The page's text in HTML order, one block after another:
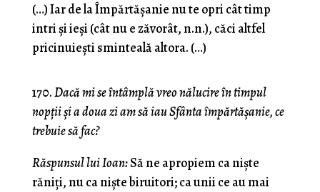
(…) Iar de la Împărtăşanie nu te opri cât timp
intri şi ieşi (cât nu e zăvorât, n.n.), căci altfel
pricinuieşti sminteală altora. (…)
170.Dacă mi se întâmplă vreo nălucire în timpul
nopţii şi a doua zi am să iau Sfânta împărtăşanie, ce
trebuie să fac?
Răspunsul lui Ioan:Să ne apropiem ca nişte
răniţi, nu ca nişte biru­itori; ca unii ce au mai